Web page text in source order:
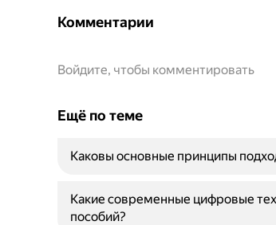
Комментарии
Войдите, чтобы комментировать
Ещё по теме
Каковы основные принципы
Какие современные цифровые
пособий?